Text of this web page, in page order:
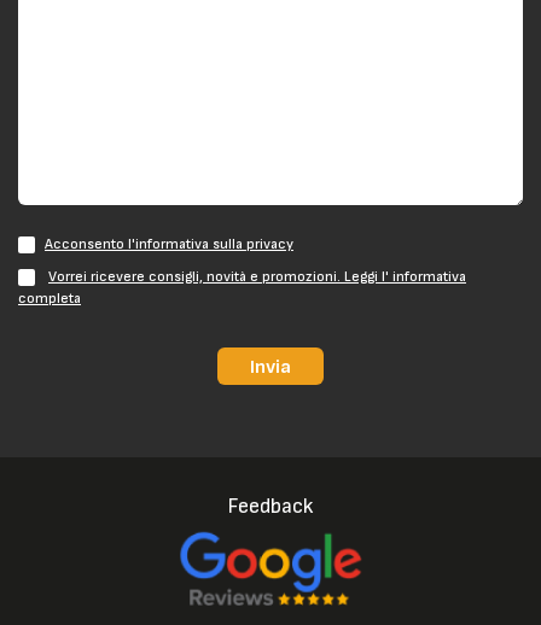
Acconsento l'informativa sulla privacy
Vorrei ricevere consigli, novità e promozioni. Leggi l' informativa
completa
Invia
Feedback